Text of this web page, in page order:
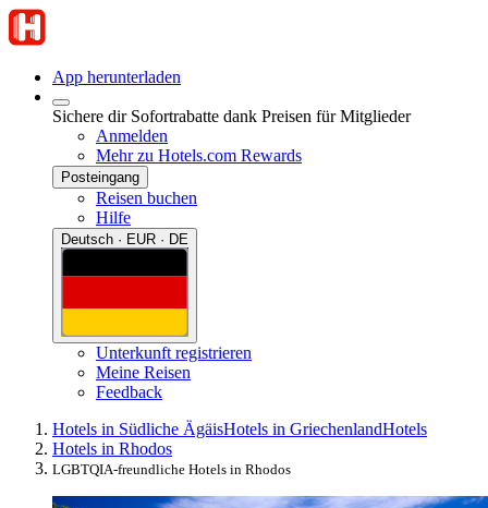
App herunterladen
Sichere dir Sofortrabatte dank Preisen für Mitglieder
Anmelden
Mehr zu Hotels.com Rewards
Posteingang
Reisen buchen
Hilfe
Deutsch · EUR · DE
Unterkunft registrieren
Meine Reisen
Feedback
Hotels in Südliche ÄgäisHotels in GriechenlandHotels
Hotels in Rhodos
LGBTQIA-freundliche Hotels in Rhodos